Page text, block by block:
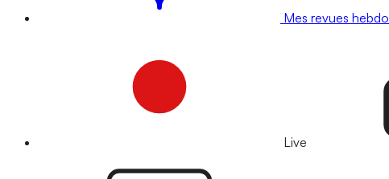
Mes revues hebdo
Live